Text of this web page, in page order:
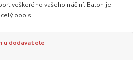
veškerého vašeho náčiní. Batoh je
celý popis
u dodavatele